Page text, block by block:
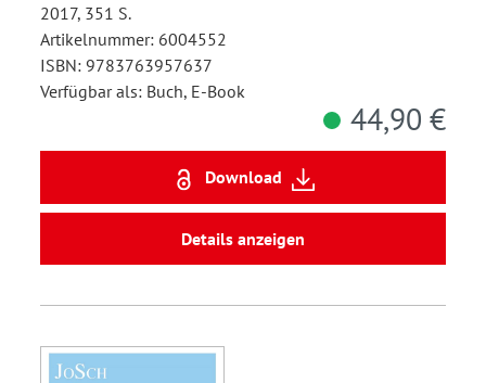
2017, 351 S.
Artikelnummer: 6004552
ISBN: 9783763957637
Verfügbar als: Buch, E-Book
44,90 €
Download
Details anzeigen